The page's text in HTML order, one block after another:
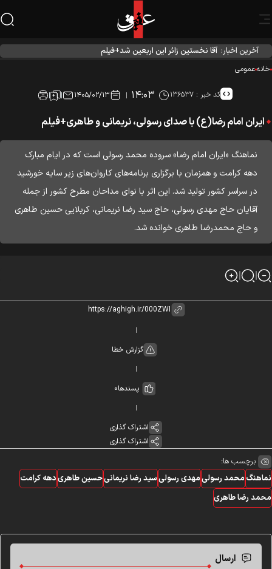
آخرین اخبار: آقا نخستین زائر این اربعین شد+فیلم
عمومی
کد خبر : ۱۳۶۵۳۷ ۱۴:۰۳ ۱۴۰۵/۰۲/۱۳
ایران امام رضا(ع) با صدای رسولی، نریمانی و طاهری+فیلم
نماهنگ «ایران امام رضا» سروده‌ محمد رسولی است که در ایام مبارک
دهه‌ کرامت و همزمان با برگزاری برنامه‌های کاروان‌های زیر سایه خورشید
در سراسر کشور تولید شد. این اثر با نوای مداحان مطرح کشور از جمله
آقایان حاج مهدی رسولی، حاج سید رضا نریمانی، کربلایی حسین طاهری
و حاج محمدرضا طاهری خوانده شد.
گزارش خطا
پسندها0
اشتراک گذاری
اشتراک گذاری
برچسب ها:
محمد رسولیمهدی رسولیسید رضا نریمانیحسین طاهریدهه کرامت
رضا طاهری
ارسال